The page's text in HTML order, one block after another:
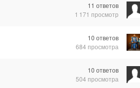
11 ответов
1 171 просмотр
10 ответов
684 просмотра
10 ответов
504 просмотра